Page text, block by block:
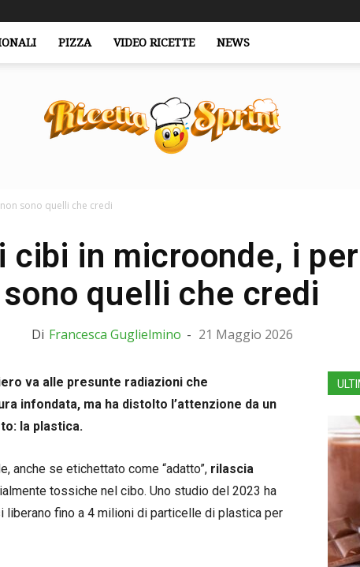
PIZZA VIDEO RICETTE NEWS
sono quelli che credi
cibi in microonde, i
sono quelli che credi
Di Francesca Guglielmino - 21 Maggio 2026
va alle presunte radiazioni che
infondata, ma ha distolto l’attenzione da un
la plastica.
anche se etichettato come “adatto”, rilascia
tossiche nel cibo. Uno studio del 2023 ha
fino a 4 milioni di particelle di plastica per